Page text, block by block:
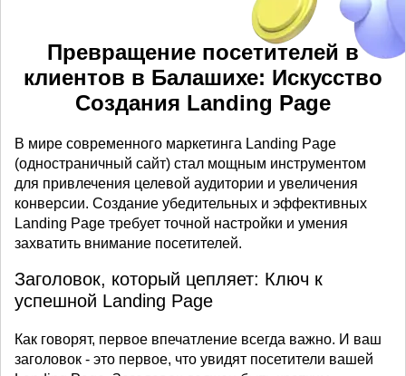
Превращение посетителей в
клиентов в Балашихе: Искусство
Создания Landing Page
В мире современного маркетинга Landing Page
(одностраничный сайт) стал мощным инструментом
для привлечения целевой аудитории и увеличения
конверсии. Создание убедительных и эффективных
Landing Page требует точной настройки и умения
захватить внимание посетителей.
Заголовок, который цепляет: Ключ к
успешной Landing Page
Как говорят, первое впечатление всегда важно. И ваш
заголовок - это первое, что увидят посетители вашей